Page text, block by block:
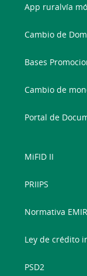
App ruralvía
Cambio de
Bases
Cambio de
Portal de
MiFID II
PRIIPS
Normativa EMIR
Ley de crédito
PSD2